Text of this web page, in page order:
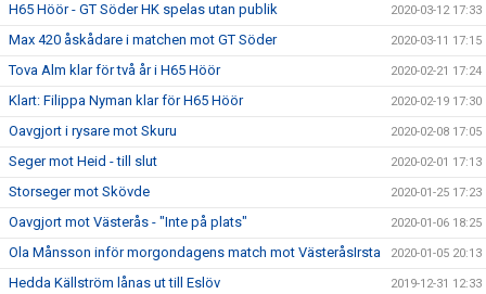
H65 Höör - GT Söder HK spelas utan publik 2020-03-12 17:33
Max 420 åskådare i matchen mot GT Söder 2020-03-11 17:15
Tova Alm klar för två år i H65 Höör 2020-02-21 17:24
Klart: Filippa Nyman klar för H65 Höör 2020-02-19 17:30
Oavgjort i rysare mot Skuru 2020-02-08 17:05
Seger mot Heid - till slut 2020-02-01 17:13
Storseger mot Skövde 2020-01-25 17:23
Oavgjort mot Västerås - "Inte på plats" 2020-01-06 18:25
Ola Månsson inför morgondagens match mot VästeråsIrsta 2020-01-05 20:13
Hedda Källström lånas ut till Eslöv 2019-12-31 12:33